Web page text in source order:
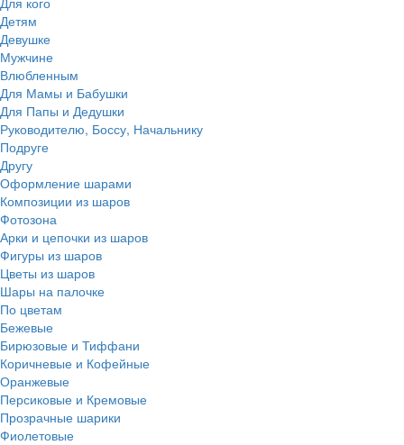
Детям
Девушке
Мужчине
Влюбленным
Для Мамы и Бабушки
Для Папы и Дедушки
Руководителю, Боссу, Начальнику
Подруге
Другу
Оформление шарами
Композиции из шаров
Фотозона
Арки и цепочки из шаров
Фигуры из шаров
Цветы из шаров
Шары на палочке
По цветам
Бежевые
Бирюзовые и Тиффани
Коричневые и Кофейные
Оранжевые
Персиковые и Кремовые
Прозрачные шарики
Фиолетовые